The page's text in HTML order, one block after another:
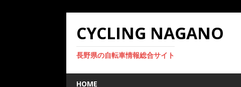
CYCLING NAGANO
長野県の自転車情報総合サイト
HOME